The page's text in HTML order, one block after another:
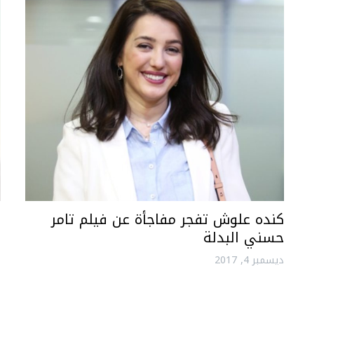
كنده علوش تفجر مفاجأة عن فيلم تامر
حسني البدلة
ديسمبر 4, 2017